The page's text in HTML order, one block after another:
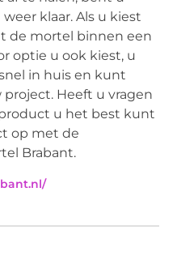
klaar. Als u kiest
de mortel binnen een
optie u ook kiest, u
in huis en kunt
Heeft u vragen
u het best kunt
op met de
Brabant.